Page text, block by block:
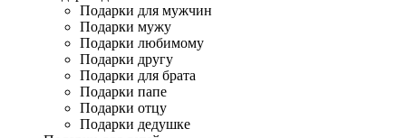
Подарки для мужчин
Подарки мужу
Подарки любимому
Подарки другу
Подарки для брата
Подарки папе
Подарки отцу
Подарки дедушке